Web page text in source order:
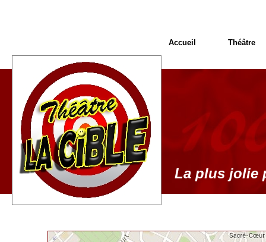
La plus jolie
Accueil Théâtre